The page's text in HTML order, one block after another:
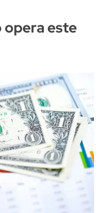
opera este